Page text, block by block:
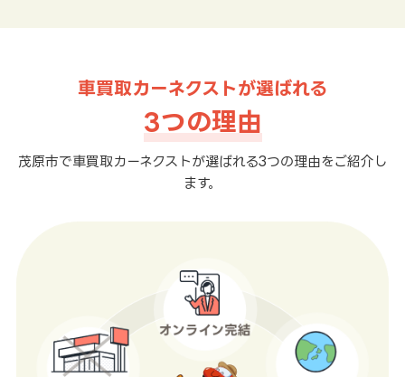
車買取カーネクストが選ばれる
3つの理由
茂原市で車買取カーネクストが選ばれる3つの理由をご紹介し
ます。